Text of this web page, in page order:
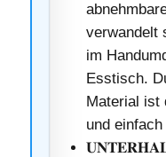
verwandelt
im
Esstisch.
Material ist
und